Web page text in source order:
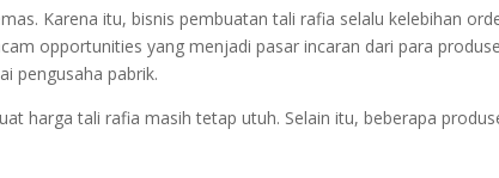
Karena itu, bisnis pembuatan tali rafia selalu kelebihan
opportunities yang menjadi pasar incaran dari para
pengusaha pabrik.
harga tali rafia masih tetap utuh. Selain itu, beberapa